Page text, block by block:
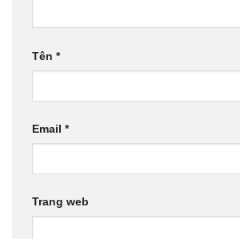
Tên *
Email *
Trang web